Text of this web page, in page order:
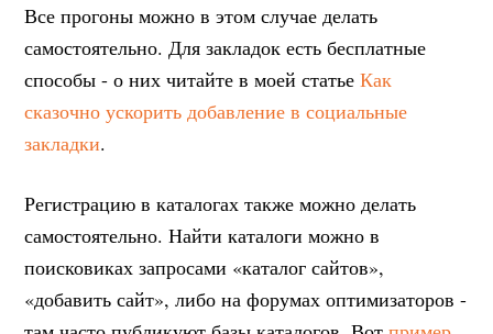
Все прогоны можно в этом случае делать
самостоятельно. Для закладок есть бесплатные
способы - о них читайте в моей статьеКак
сказочно ускорить добавление в социальные
закладки.
Регистрацию в каталогах также можно делать
самостоятельно. Найти каталоги можно в
поисковиках запросами «каталог сайтов»,
«добавить сайт», либо на форумах оптимизаторов -